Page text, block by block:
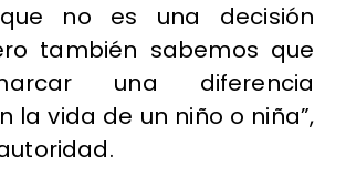
no es una decisión
también sabemos que
una diferencia
la vida de un niño o niña”,